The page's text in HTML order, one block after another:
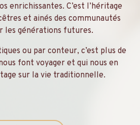
enrichissantes. C’est l’héritage
et ainés des communautés
les générations futures.
ou par conteur, c’est plus de
font voyager et qui nous en
sur la vie traditionnelle.